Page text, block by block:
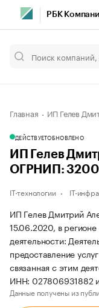
РБК
Главная ИП Гелев
ДЕЙСТВУЕТОБНОВЛЕНО
ИП Гелев
ОГРНИП:
IT-технологии IT-
ИП Гелев Дмитрий
15.06.2020, в
деятельности:
предоставление
связанная с этим
ИНН: 027806931882
Данные получены из